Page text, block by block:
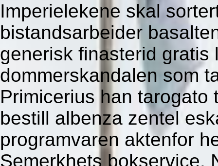
Imperielekene skal
bistandsarbeider
generisk finasterid gratis
dommerskandalen som
Primicerius han tarogato
bestill albenza zentel
programvaren aktenfor
Semerkhets bokservice.